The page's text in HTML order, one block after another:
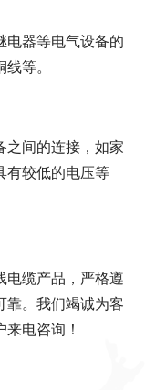
电器等电气设备的
等。
之间的连接，如家
有较低的电压等
电缆产品，严格遵
靠。我们竭诚为客
电咨询！